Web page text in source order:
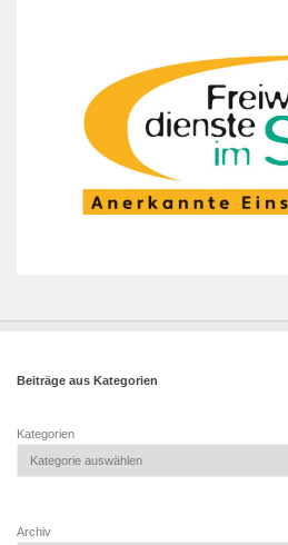
Beiträge aus Kategorien
Kategorien
Archiv